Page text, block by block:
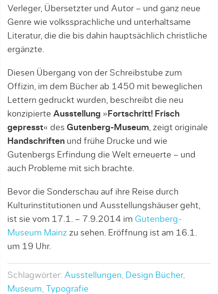
Verleger, Übersetzter und Autor – und ganz neue
Genre wie volkssprachliche und unterhaltsame
Literatur, die die bis dahin hauptsächlich christliche
ergänzte.
Diesen Übergang von der Schreibstube zum
Offizin, im dem Bücher ab 1450 mit beweglichen
Lettern gedruckt wurden, beschreibt die neu
konzipierte Ausstellung » Fortschritt! Frisch
gepresst« des Gutenberg-Museum, zeigt originale
Handschriften und frühe Drucke und wie
Gutenbergs Erfindung die Welt erneuerte – und
auch Probleme mit sich brachte.
Bevor die Sonderschau auf ihre Reise durch
Kulturinstitutionen und Ausstellungshäuser geht,
ist sie vom 17.1. – 7.9.2014 im Gutenberg-
Museum Mainz zu sehen. Eröffnung ist am 16.1.
um 19 Uhr.
Schlagwörter: Ausstellungen, Design Bücher,
Museum, Typografie